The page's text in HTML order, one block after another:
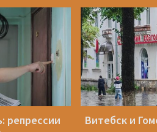
репрессии
Витебск и